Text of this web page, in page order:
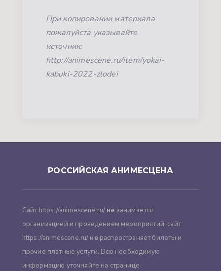
При копировании материала
пожалуйста указывайте
источник:
http://animescene.ru/item/yokai-
kabuki-2022-zlodei
РОССИЙСКАЯ АНИМЕСЦЕНА
Сайт https://animescene.ru/ не занимается
организацией и проведением мероприятий, сайт
https://animescene.ru/ нераспространяет билеты и
прочие платные услуги. Всю необходимую
информацию уточняйте на странице